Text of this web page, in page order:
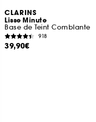
CLARINS
Lisse Minute
Base de Teint Comblante
918
39,90€